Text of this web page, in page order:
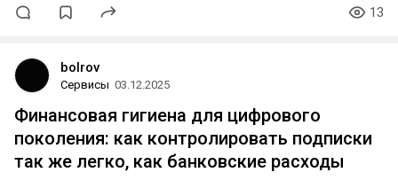
13
bolrov
Сервисы 03.12.2025
Финансовая гигиена для цифрового
поколения: как контролировать подписки
так же легко, как банковские расходы